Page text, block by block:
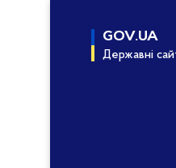
GOV.UA
Державні